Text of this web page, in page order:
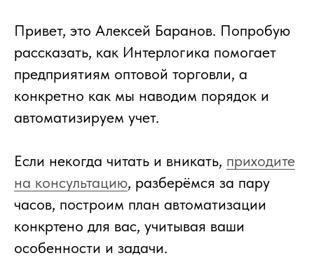
Привет, это Алексей Баранов. Попробую
рассказать, как Интерлогика помогает
предприятиям оптовой торговли, а
конкретно как мы наводим порядок и
автоматизируем учет.
Если некогда читать и вникать, приходите
на консультацию, разберёмся за пару
часов, построим план автоматизации
конкртено для вас, учитывая ваши
особенности и задачи.